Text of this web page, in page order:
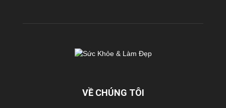
VỀ CHÚNG TÔI